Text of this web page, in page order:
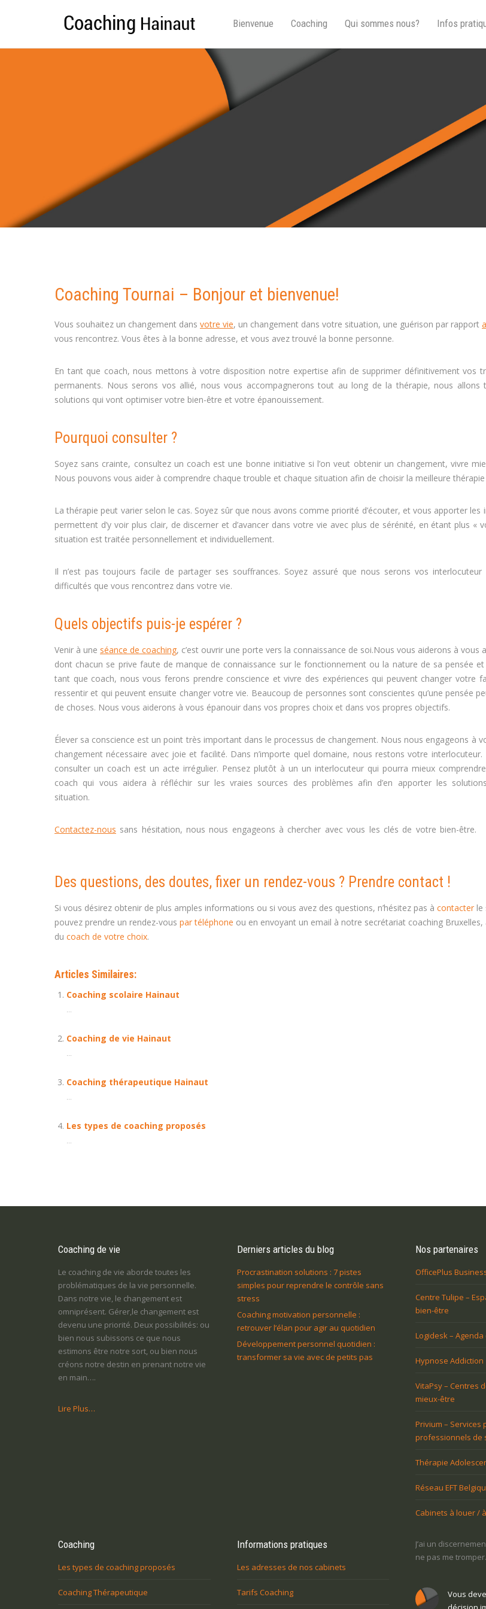
Bienvenue Coaching Qui sommes nous? Infos
Coaching Tournai – Bonjour et bienvenue!
Vous souhaitez un changement dans votre vie, un changement dans votre situation, une guérison par rapport
vous rencontrez. Vous êtes à la bonne adresse, et vous avez trouvé la bonne personne.
En tant que coach, nous mettons à votre disposition notre expertise afin de supprimer définitivement vos
permanents. Nous serons vos allié, nous vous accompagnerons tout au long de la thérapie, nous allons
solutions qui vont optimiser votre bien-être et votre épanouissement.
Pourquoi consulter ?
Soyez sans crainte, consultez un coach est une bonne initiative si l’on veut obtenir un changement, vivre
Nous pouvons vous aider à comprendre chaque trouble et chaque situation afin de choisir la meilleure
La thérapie peut varier selon le cas. Soyez sûr que nous avons comme priorité d’écouter, et vous apporter
permettent d’y voir plus clair, de discerner et d’avancer dans votre vie avec plus de sérénité, en étant plus «
situation est traitée personnellement et individuellement.
Il n’est pas toujours facile de partager ses souffrances. Soyez assuré que nous serons vos
difficultés que vous rencontrez dans votre vie.
Quels objectifs puis-je espérer ?
Venir à une séance de coaching, c’est ouvrir une porte vers la connaissance de soi.Nous vous aiderons à vous
dont chacun se prive faute de manque de connaissance sur le fonctionnement ou la nature de sa pensée
tant que coach, nous vous ferons prendre conscience et vivre des expériences qui peuvent changer votre
ressentir et qui peuvent ensuite changer votre vie. Beaucoup de personnes sont conscientes qu’une pensée
de choses. Nous vous aiderons à vous épanouir dans vos propres choix et dans vos propres objectifs.
Élever sa conscience est un point très important dans le processus de changement. Nous nous engageons à
changement nécessaire avec joie et facilité. Dans n’importe quel domaine, nous restons votre interlocuteur.
consulter un coach est un acte irrégulier. Pensez plutôt à un un interlocuteur qui pourra mieux
coach qui vous aidera à réfléchir sur les vraies sources des problèmes afin d’en apporter les
situation.
Contactez-nous sans hésitation, nous nous engageons à chercher avec vous les clés de votre bien-être.
Des questions, des doutes, fixer un rendez-vous ? Prendre contact !
Si vous désirez obtenir de plus amples informations ou si vous avez des questions, n’hésitez pas à contacter le
pouvez prendre un rendez-vous par téléphone ou en envoyant un email à notre secrétariat coaching Bruxelles,
du coach de votre choix.
Articles Similaires:
Coaching scolaire Hainaut
...
Coaching de vie Hainaut
...
Coaching thérapeutique Hainaut
...
Les types de coaching proposés
...
Coaching de vie
Le coaching de vie aborde toutes les
problématiques de la vie personnelle.
Dans notre vie, le changement est
omniprésent. Gérer,le changement est
devenu une priorité. Deux possibilités: ou
bien nous subissons ce que nous
estimons être notre sort, ou bien nous
créons notre destin en prenant notre vie
en main….
Lire Plus…
Derniers articles du blog
Procrastination solutions : 7 pistes
simples pour reprendre le contrôle sans
stress
Coaching motivation personnelle :
retrouver l’élan pour agir au quotidien
Développement personnel quotidien :
transformer sa vie avec de petits pas
Nos partenaires
OfficePlus
Centre Tulipe –
bien-être
Logidesk –
Hypnose Addiction
VitaPsy – Centres
mieux-être
Privium – Services
professionnels de
Thérapie
Réseau EFT
Cabinets à louer /
Coaching
Les types de coaching proposés
Coaching Thérapeutique
Informations pratiques
Les adresses de nos cabinets
Tarifs Coaching
Mes enfants ne m’écoutent pas et ça
Vous n’arrivez pas à surmonter une
J’en ai marre de mon travail, mais j’ai peur
manœuvre ?
J’ai un discernement à faire et j’aimerais
ne pas me tromper. Est-ce possible?
Vous devez prendre une
Je
la